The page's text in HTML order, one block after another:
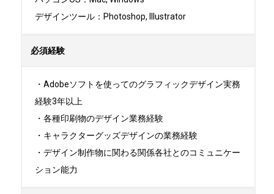
デザインツール：Photoshop, Illustrator
必須経験
・Adobeソフトを使ってのグラフィックデザイン実務
経験3年以上
・各種印刷物のデザイン業務経験
・キャラクターグッズデザインの業務経験
・デザイン制作物に関わる関係各社とのコミュニケー
ション能力